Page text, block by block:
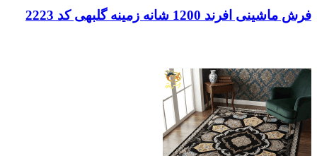
فرش ماشینی افرند 1200 شانه زمینه گلبهی کد 2223